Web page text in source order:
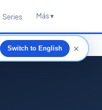
Series Más ▾
Switch to English ✕